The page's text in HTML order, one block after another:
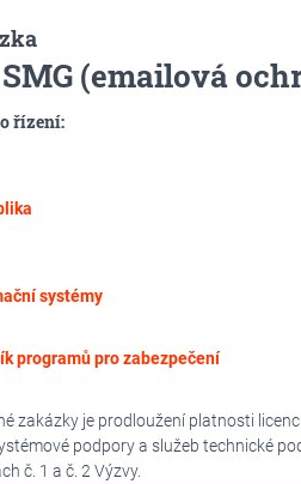
(emailová
řízení:
systémy
programů pro zabezpečení
zakázky je prodloužení platnosti
podpory a služeb technické
č. 1 a č. 2 Výzvy.